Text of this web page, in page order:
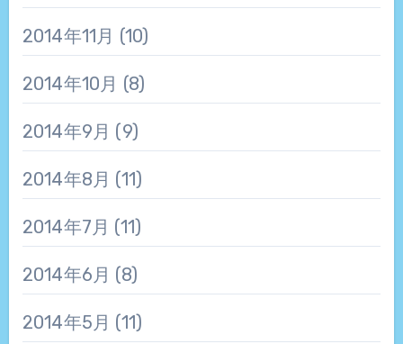
2014年11月 (10)
2014年10月 (8)
2014年9月 (9)
2014年8月 (11)
2014年7月 (11)
2014年6月 (8)
2014年5月 (11)